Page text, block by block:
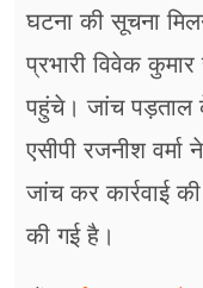
घटना की सूचना
प्रभारी विवेक
पहुंचे। जांच पड़ताल
एसीपी रजनीश
जांच कर कार्रवाई
की गई है।